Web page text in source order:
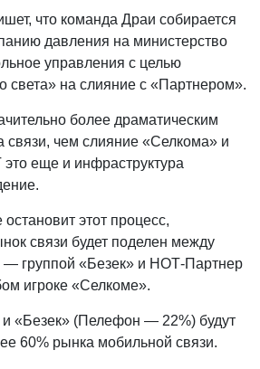
что команда Драи собирается
давления на министерство
управления с целью
света» на слияние с «Партнером».
более драматическим
связи, чем слияние «Селкома» и
еще и инфраструктура
остановит этот процесс,
связи будет поделен между
— группой «Безек» и НОТ-Партнер
игроке «Селкоме».
«Безек» (Пелефон — 22%) будут
60% рынка мобильной связи.